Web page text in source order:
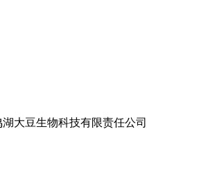
大豆生物科技有限责任公司